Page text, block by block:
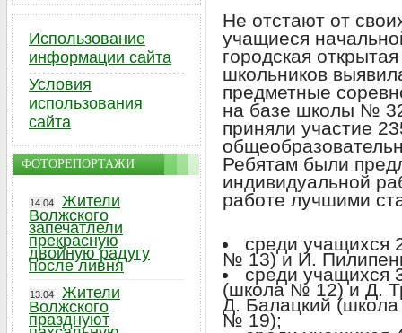
Не отстают от
учащиеся
городская
школьников
предметные
на базе школы №
приняли участие
Ребятам были
индивидуальной
работе лучшими
среди учащихся
№ 13) и И.
среди учащихся
(школа № 12) и Д.
Д. Балацкий
№ 19);
Использование
информации сайта
Условия
использования
сайта
ФОТОРЕПОРТАЖИ
14.04
Жители
Волжского
запечатлели
прекрасную
двойную радугу
после ливня
13.04
Жители
Волжского
празднуют